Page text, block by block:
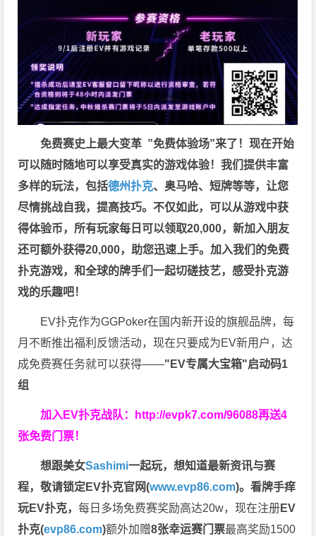
免费赛史上最大变革 ”免费体验场”来了！现在开始
可以随时随地可以享受真实的游戏体验！我们提供丰富
多样的玩法，包括德州扑克、奥马哈、短牌等等，让您
尽情挑战自我，提高技巧。不仅如此， 可以从游戏中获
得体验币，所有玩家每日可以领取20,000，新加入朋友
还可额外获得20,000，助您迅速上手。加入我们的免费
扑克游戏，和全球的牌手们一起切磋技艺，感受扑克游
戏的乐趣吧！
EV扑克作为GGPoker在国内新开设的旗舰品牌，每
月不断推出福利反馈活动，现在只要成为EV新用户，达
成免费赛任务就可以获得——"EV专属大宝箱"启动码1
组
加入EV扑克战队： http://evpk7.com/96088再送4
张免费门票！
想跟美女Sashimi一起玩，想知道最新资讯与赛
程，敬请锁定EV扑克官网(www.evp86.com)。看牌手痒
玩EV扑克，每日多场免费赛奖励高达20w，现在注册EV
扑克(evp86.com)额外加赠8张幸运赛门票最高奖励1500